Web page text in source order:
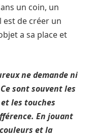
un coin, un
est de créer un
a sa place et
ne demande ni
sont souvent les
les touches
En jouant
et la